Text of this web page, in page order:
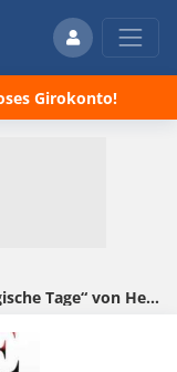
Girokonto!
von Helga Zeiner